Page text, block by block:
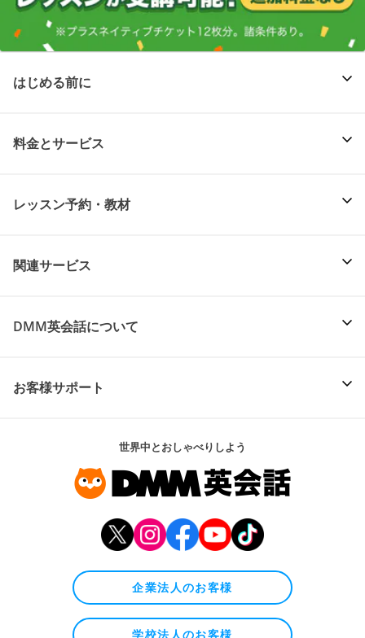
はじめる前に
料金とサービス
レッスン予約・教材
関連サービス
DMM英会話について
お客様サポート
世界中とおしゃべりしよう
企業法人のお客様
学校法人のお客様